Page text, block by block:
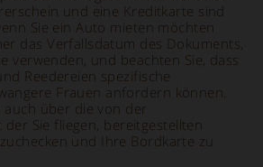
und eine Kreditkarte sind
Sie ein Auto mieten möchten
das Verfallsdatum des Dokuments,
verwenden, und beachten Sie, dass
Reedereien spezifische
Frauen anfordern können.
auch über die von der
der Sie fliegen, bereitgestellten
und Ihre Bordkarte zu